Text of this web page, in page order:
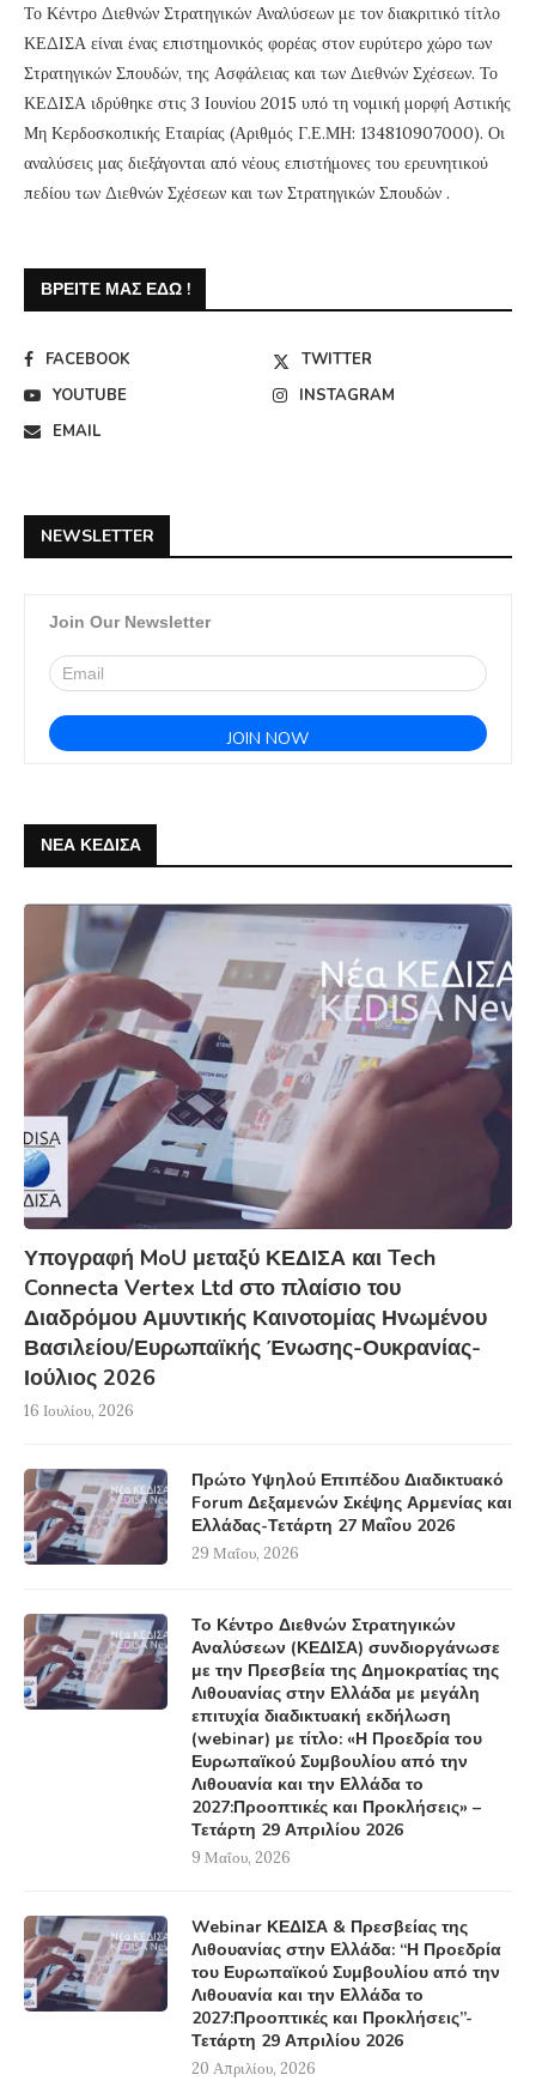
Το Κέντρο Διεθνών Στρατηγικών Αναλύσεων με τον διακριτικό τίτλο
ΚΕΔΙΣΑ είναι ένας επιστημονικός φορέας στον ευρύτερο χώρο των
Στρατηγικών Σπουδών, της Ασφάλειας και των Διεθνών Σχέσεων. Το
ΚΕΔΙΣΑ ιδρύθηκε στις 3 Ιουνίου 2015 υπό τη νομική μορφή Αστικής
Μη Κερδοσκοπικής Εταιρίας (Αριθμός Γ.Ε.ΜΗ: 134810907000). Οι
αναλύσεις μας διεξάγονται από νέους επιστήμονες του ερευνητικού
πεδίου των Διεθνών Σχέσεων και των Στρατηγικών Σπουδών .
ΒΡΕΊΤΕ ΜΑΣ ΕΔΏ !
FACEBOOK
TWITTER
YOUTUBE
INSTAGRAM
EMAIL
NEWSLETTER
Join Our Newsletter
ΝΕΑ ΚΕΔΙΣΑ
Υπογραφή MoU μεταξύ ΚΕΔΙΣΑ και Tech
Connecta Vertex Ltd στο πλαίσιο του
Διαδρόμου Αμυντικής Καινοτομίας Ηνωμένου
Βασιλείου/Ευρωπαϊκής Ένωσης-Ουκρανίας-
Ιούλιος 2026
16 Ιουλίου, 2026
Πρώτο Υψηλού Επιπέδου Διαδικτυακό
Forum Δεξαμενών Σκέψης Αρμενίας και
Ελλάδας-Τετάρτη 27 Μαΐου 2026
29 Μαΐου, 2026
Το Κέντρο Διεθνών Στρατηγικών
Αναλύσεων (ΚΕΔΙΣΑ) συνδιοργάνωσε
με την Πρεσβεία της Δημοκρατίας της
Λιθουανίας στην Ελλάδα με μεγάλη
επιτυχία διαδικτυακή εκδήλωση
(webinar) με τίτλο: «Η Προεδρία του
Ευρωπαϊκού Συμβουλίου από την
Λιθουανία και την Ελλάδα το
2027:Προοπτικές και Προκλήσεις» –
Τετάρτη 29 Απριλίου 2026
9 Μαΐου, 2026
Webinar ΚΕΔΙΣΑ & Πρεσβείας της
Λιθουανίας στην Ελλάδα: “Η Προεδρία
του Ευρωπαϊκού Συμβουλίου από την
Λιθουανία και την Ελλάδα το
2027:Προοπτικές και Προκλήσεις”-
Τετάρτη 29 Απριλίου 2026
20 Απριλίου, 2026